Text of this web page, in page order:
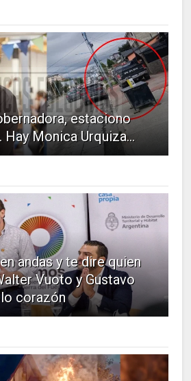
estaciono
Hay Monica Urquiza...
andas y te dire quien
Vuoto y Gustavo
corazón